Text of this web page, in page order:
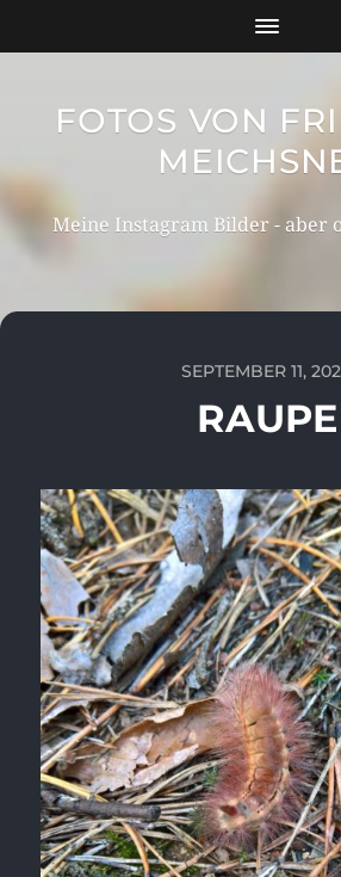
FOTOS VON
Meine Instagram Bilder - aber
SEPTEMBER 11,
RAUPE